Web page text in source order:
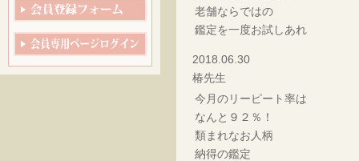
老舗ならではの
鑑定を一度お試しあれ
2018.06.30
椿先生
今月のリーピート率は
なんと９２％！
類まれなお人柄
納得の鑑定